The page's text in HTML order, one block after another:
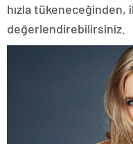
hızla tükeneceğinden,
değerlendirebilirsiniz.